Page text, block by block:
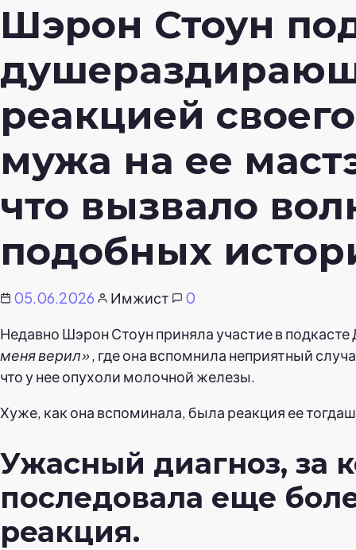
Шэрон Стоун
реакцией
мужа на ее
что вызвало
подобных
05.06.2026 Имжист
0
Недавно Шэрон Стоун приняла участие в
меня верил», где она вспомнила неприятный
что у нее опухоли молочной железы.
Хуже, как она вспоминала, была реакция ее
Ужасный диагноз, за
последовала еще
реакция.